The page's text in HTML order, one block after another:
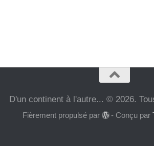
D'un continent à l'autre... © 2026.
Fièrement propulsé par - Conçu par